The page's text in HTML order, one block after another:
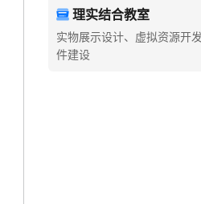
理实结合教室
实物展示设计、虚拟资源开
件建设